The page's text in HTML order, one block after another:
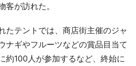
客が訪れた。
たテントでは、商店街主催のジャ
ナギやフルーツなどの賞品目当て
約100人が参加するなど、終始に